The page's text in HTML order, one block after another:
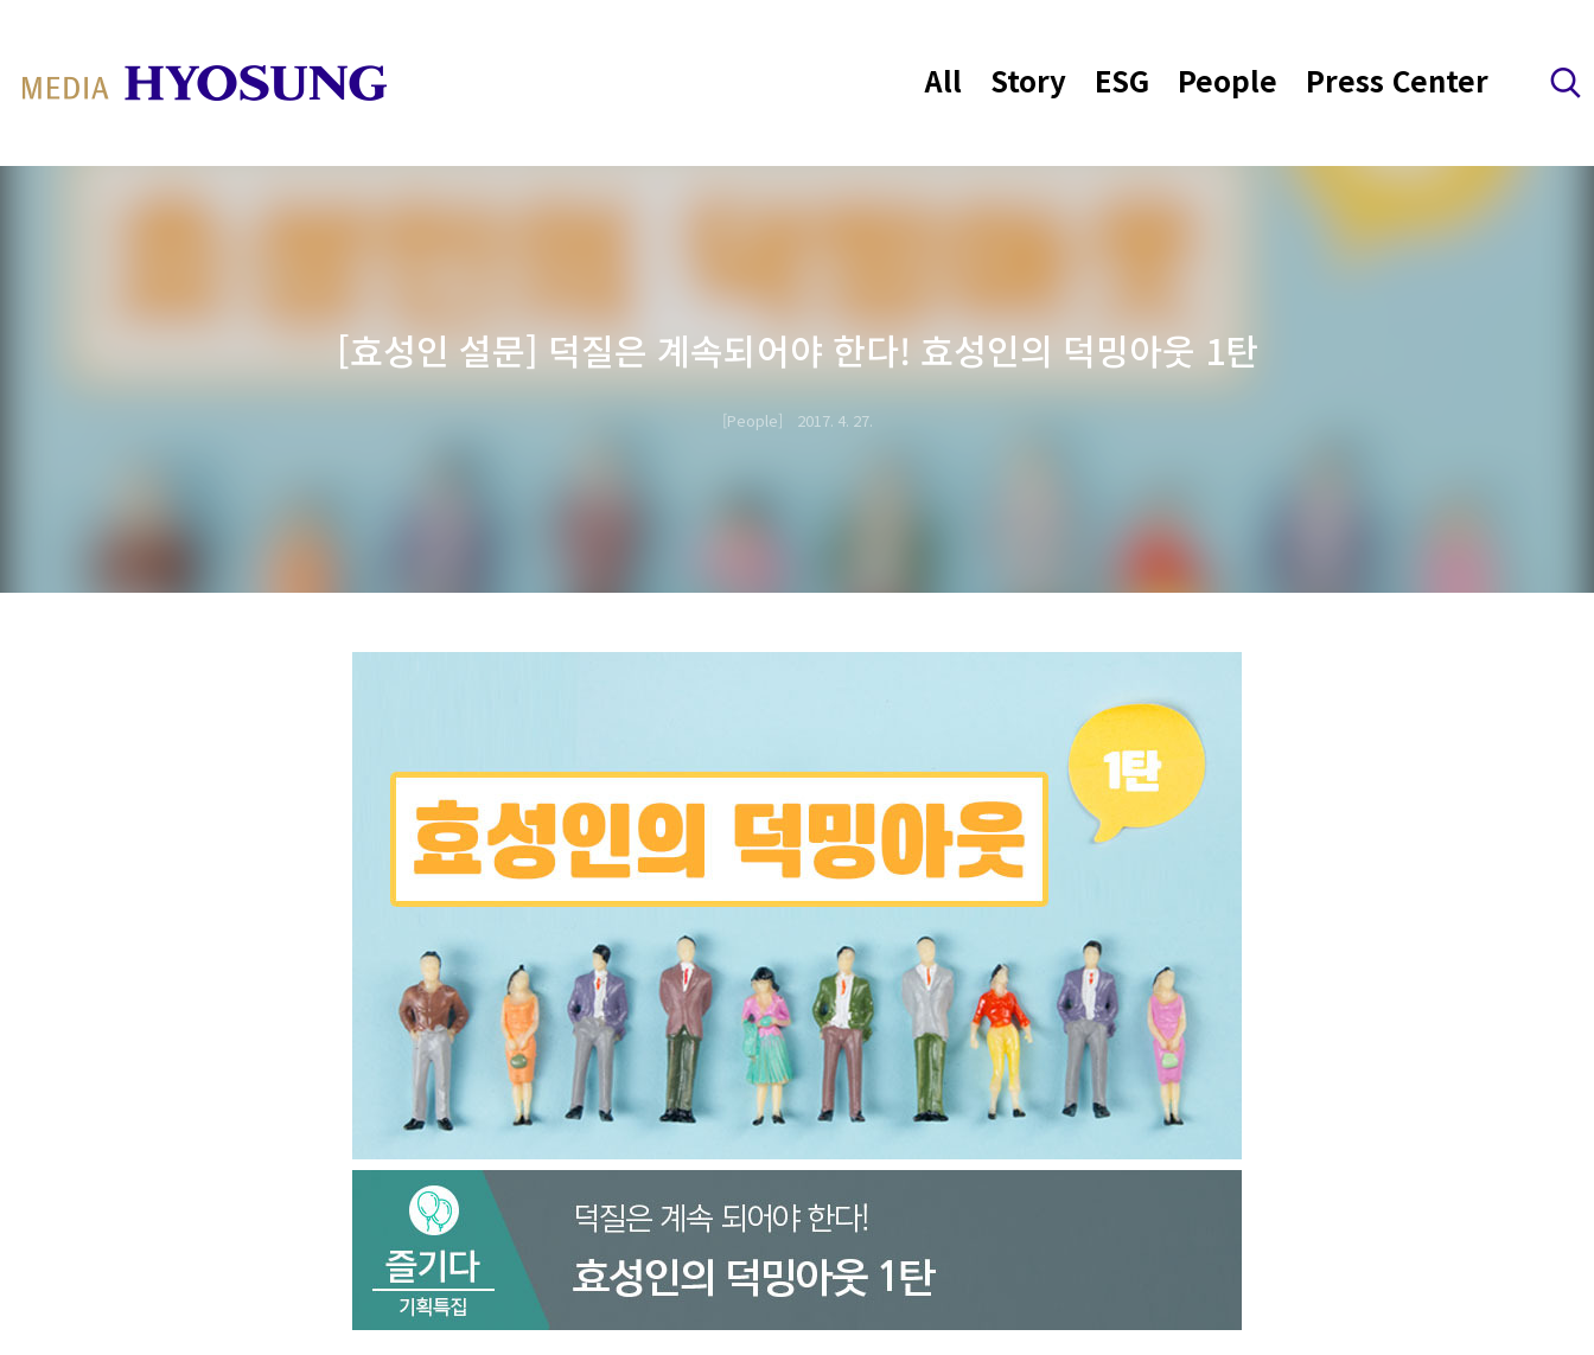
MY FRIEND HYOSUNG All Story ESG People Press Center 검색 레이어 열기
[효성인 설문] 덕질은 계속되어야 한다! 효성인의 덕밍아웃 1탄
People 2017. 4. 27.